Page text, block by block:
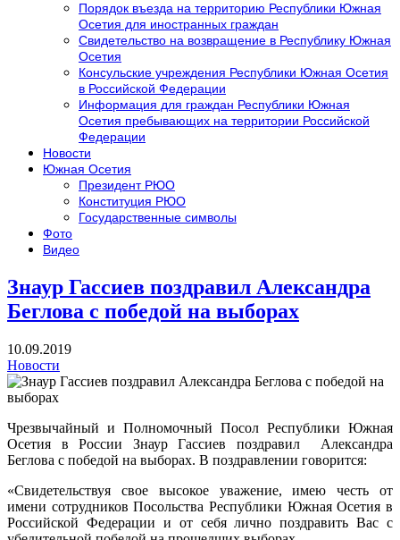
Порядок въезда на территорию Республики Южная
Осетия для иностранных граждан
Свидетельство на возвращение в Республику Южная
Осетия
Консульские учреждения Республики Южная Осетия
в Российской Федерации
Информация для граждан Республики Южная
Осетия пребывающих на территории Российской
Федерации
Новости
Южная Осетия
Президент РЮО
Конституция РЮО
Государственные символы
Фото
Видео
Знаур Гассиев поздравил Александра
Беглова с победой на выборах
10.09.2019
Новости
Чрезвычайный и Полномочный Посол Республики Южная
Осетия в России Знаур Гассиев поздравил Александра
Беглова с победой на выборах. В поздравлении говорится:
«Свидетельствуя свое высокое уважение, имею честь от
имени сотрудников Посольства Республики Южная Осетия в
Российской Федерации и от себя лично поздравить Вас с